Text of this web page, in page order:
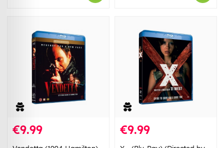
€9.99 €9.99